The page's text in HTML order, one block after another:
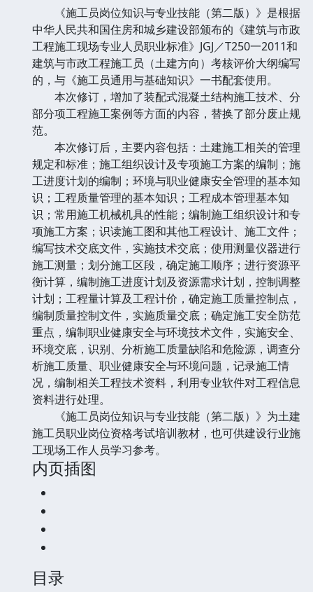
《施工员岗位知识与专业技能（第二版）》是根据
中华人民共和国住房和城乡建设部颁布的《建筑与市政
工程施工现场专业人员职业标准》JGJ／T250一2011和
建筑与市政工程施工员（土建方向）考核评价大纲编写
的，与《施工员通用与基础知识》一书配套使用。
本次修订，增加了装配式混凝土结构施工技术、分
部分项工程施工案例等方面的内容，替换了部分废止规
范。
本次修订后，主要内容包括：土建施工相关的管理
规定和标准；施工组织设计及专项施工方案的编制；施
工进度计划的编制；环境与职业健康安全管理的基本知
识；工程质量管理的基本知识；工程成本管理基本知
识；常用施工机械机具的性能；编制施工组织设计和专
项施工方案；识读施工图和其他工程设计、施工文件；
编写技术交底文件，实施技术交底；使用测量仪器进行
施工测量；划分施工区段，确定施工顺序；进行资源平
衡计算，编制施工进度计划及资源需求计划，控制调整
计划；工程量计算及工程计价，确定施工质量控制点，
编制质量控制文件，实施质量交底；确定施工安全防范
重点，编制职业健康安全与环境技术文件，实施安全、
环境交底，识别、分析施工质量缺陷和危险源，调查分
析施工质量、职业健康安全与环境问题，记录施工情
况，编制相关工程技术资料，利用专业软件对工程信息
资料进行处理。
《施工员岗位知识与专业技能（第二版）》为土建
施工员职业岗位资格考试培训教材，也可供建设行业施
工现场工作人员学习参考。
内页插图
目录